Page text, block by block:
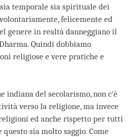
temporale sia spirituale dei
felicemente ed
genere in realtà danneggiano il
Quindi dobbiamo
religiose e vere pratiche e
indiana del secolarismo, non c'è
verso la religione, ma invece
ed anche rispetto per tutti
sia molto saggio. Come